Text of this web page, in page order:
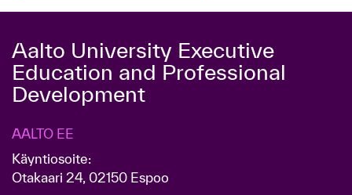
Aalto University Executive
Education and Professional
Development
AALTO EE
Käyntiosoite:
Otakaari 24, 02150 Espoo